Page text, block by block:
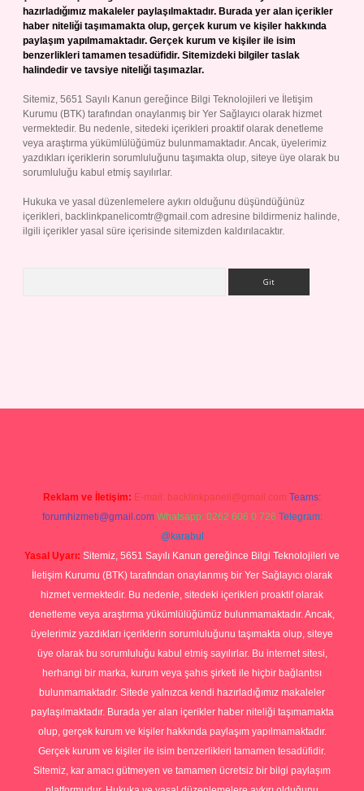
hazırladığımız makaleler paylaşılmaktadır. Burada yer alan içerikler
haber niteliği taşımamakta olup, gerçek kurum ve kişiler hakkında
paylaşım yapılmamaktadır. Gerçek kurum ve kişiler ile isim
benzerlikleri tamamen tesadüfidir. Sitemizdeki bilgiler taslak
halindedir ve tavsiye niteliği taşımazlar.
Sitemiz, 5651 Sayılı Kanun gereğince Bilgi Teknolojileri ve İletişim
Kurumu (BTK) tarafından onaylanmış bir Yer Sağlayıcı olarak hizmet
vermektedir. Bu nedenle, sitedeki içerikleri proaktif olarak denetleme
veya araştırma yükümlülüğümüz bulunmamaktadır. Ancak, üyelerimiz
yazdıkları içeriklerin sorumluluğunu taşımakta olup, siteye üye olarak bu
sorumluluğu kabul etmiş sayılırlar.
Hukuka ve yasal düzenlemelere aykırı olduğunu düşündüğünüz
içerikleri, backlinkpanelicomtr@gmail.com adresine bildirmeniz halinde,
ilgili içerikler yasal süre içerisinde sitemizden kaldırılacaktır.
Reklam ve İletişim: E-mail: backlinkpaneli@gmail.com Teams:
forumhizmeti@gmail.com Whatsapp: 0262 606 0 726 Telegram:
@karabul
Yasal Uyarı: Sitemiz, 5651 Sayılı Kanun gereğince Bilgi Teknolojileri ve
İletişim Kurumu (BTK) tarafından onaylanmış bir Yer Sağlayıcı olarak
hizmet vermektedir. Bu nedenle, sitedeki içerikleri proaktif olarak
denetleme veya araştırma yükümlülüğümüz bulunmamaktadır. Ancak,
üyelerimiz yazdıkları içeriklerin sorumluluğunu taşımakta olup, siteye
üye olarak bu sorumluluğu kabul etmiş sayılırlar. Bu internet sitesi,
herhangi bir marka, kurum veya şahıs şirketi ile hiçbir bağlantısı
bulunmamaktadır. Sitede yalnızca kendi hazırladığımız makaleler
paylaşılmaktadır. Burada yer alan içerikler haber niteliği taşımamakta
olup, gerçek kurum ve kişiler hakkında paylaşım yapılmamaktadır.
Gerçek kurum ve kişiler ile isim benzerlikleri tamamen tesadüfidir.
Sitemiz, kar amacı gütmeyen ve tamamen ücretsiz bir bilgi paylaşım